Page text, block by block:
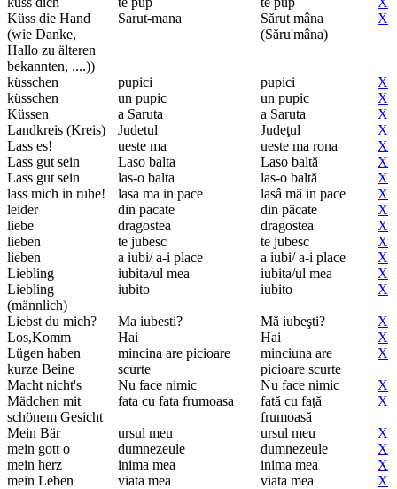
Küss die Hand
(wie Danke,
Hallo zu älteren
bekannten, ....))
Sarut-mana
Sărut mâna
(Săru'mâna)
X
küsschen pupici pupici
X
küsschen
un pupic un pupic
X
Küssen
a Saruta a Saruta
X
Landkreis (Kreis)
Judetul Judeţul
X
Lass es!
ueste ma ueste ma rona
X
Lass gut sein
Laso balta Laso baltă
X
Lass gut sein
las-o balta las-o baltă
X
lass mich in ruhe!
lasa ma in pace lasâ mă in pace
X
leider
din pacate din păcate
X
liebe
dragostea dragostea
X
lieben
te jubesc te jubesc
X
lieben
a iubi/ a-i place a iubi/ a-i place
X
Liebling
iubita/ul mea iubita/ul mea
X
Liebling
(männlich)
iubito iubito X
Liebst du mich? Ma iubesti? Mă iubeşti?
X
Los,Komm
Hai Hai
X
Lügen haben
kurze Beine
mincina are picioare
scurte
minciuna are
picioare scurte
X
Macht nicht's Nu face nimic Nu face nimic
X
Mädchen mit
schönem Gesicht
fata cu fata frumoasa
fată cu faţă
frumoasă
X
Mein Bär ursul meu ursul meu
X
mein gott o
dumnezeule dumnezeule
X
mein herz
inima mea inima mea
X
mein Leben
viata mea viata mea
X